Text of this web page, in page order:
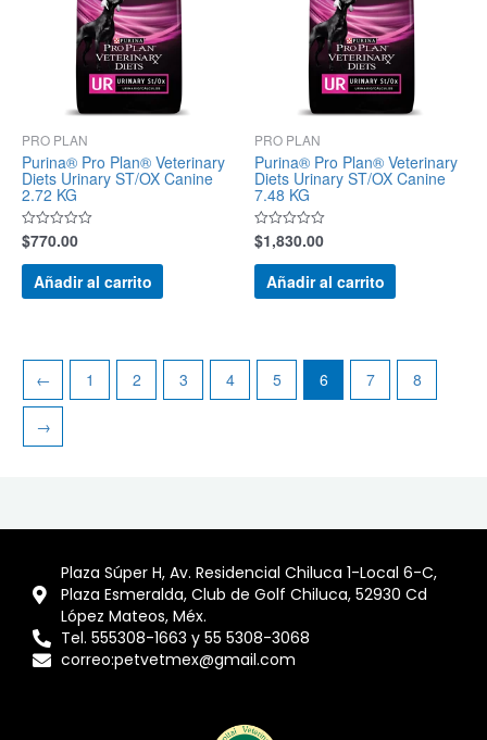
PRO PLAN
Purina® Pro Plan® Veterinary
Diets Urinary ST/OX Canine
2.72 KG
Valorado
con
0
$770.00
Añadir al carrito
PRO PLAN
Purina® Pro Plan® Veterinary
Diets Urinary ST/OX Canine
7.48 KG
Valorado
con
0
$1,830.00
Añadir al carrito
← 1 2 3 4 5 6 7 8
→
Plaza Súper H, Av. Residencial Chiluca 1-Local 6-C,
Plaza Esmeralda, Club de Golf Chiluca, 52930 Cd
López Mateos, Méx.
Tel. 555308-1663 y 55 5308-3068
correo:petvetmex@gmail.com